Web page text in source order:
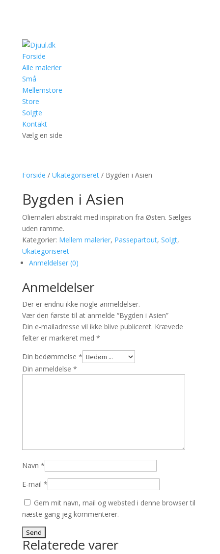
Forside
Alle malerier
Små
Mellemstore
Store
Solgte
Kontakt
Vælg en side
Forside / Ukategoriseret/ Bygden i Asien
Bygden i Asien
Oliemaleri abstrakt med inspiration fra Østen. Sælges
uden ramme.
Kategorier: Mellem malerier, Passepartout, Solgt,
Ukategoriseret
Anmeldelser (0)
Anmeldelser
Der er endnu ikke nogle anmeldelser.
Vær den første til at anmelde “Bygden i Asien”
Din e-mailadresse vil ikke blive publiceret. Krævede
felter er markeret med *
Din bedømmelse *
Din anmeldelse *
Navn *
E-mail *
Gem mit navn, mail og websted i denne browser til
næste gang jeg kommenterer.
Relaterede varer